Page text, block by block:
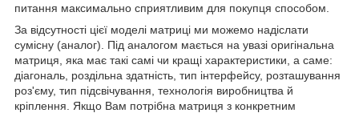
питання максимально сприятливим для покупця способом.
За відсутності цієї моделі матриці ми можемо надіслати
сумісну (аналог). Під аналогом мається на увазі оригінальна
матриця, яка має такі самі чи кращі характеристики, а саме:
діагональ, роздільна здатність, тип інтерфейсу, розташування
роз'єму, тип підсвічування, технологія виробництва й
кріплення. Якщо Вам потрібна матриця з конкретним